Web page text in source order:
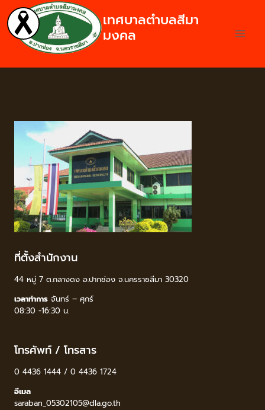
เทศบาลตำบลสีมา
มงคล
ที่ตั้งสำนักงาน
44 หมู่ 7 ต.กลางดง อ.ปากช่อง จ.นครราชสีมา 30320
เวลาทำการ จันทร์ – ศุกร์
08:30 -16:30 น.
โทรศัพท์ / โทรสาร
0 4436 1444 / 0 4436 1724
อีเมล
saraban_05302105@dla.go.th